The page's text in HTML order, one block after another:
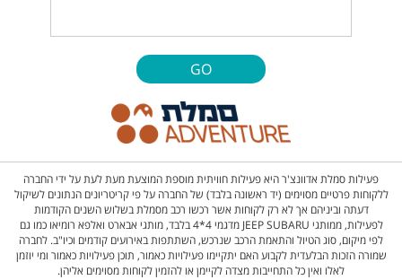
GO
פעילות סמלת אדוונצ'ר היא פעילות חוויתית מוספת המוצעת מעת לעת על ידי החברה
ללקוחות פרטיים מסוימים (יד ראשונה בלבד) של החברה על פי קריטריונים הנתונים לשיקול
דעתה וביניהם אך לא רק לקוחות אשר רכשו רכב מסמלת בשלוש השנים הקודמות
לפעילות, ממותגי JEEP SUBARU מדגמי 4*4 בלבד, מותגי אבארט ואלפא רומיאו כמו גם
לפי מיקום, סוג הטיול והתאמת הרכב שנרכש, השתתפות באירועים קודמים וכיו"ב. לחברה
שמורה הזכות הבלעדית לקבוע האם יתקיימו פעילויות כאמור, תוכן פעילויות כאמור ומי יוזמן
לאלו ואין כל התחייבות מצדה לקיימן או להזמין לקוחות מסוימים אליהן.